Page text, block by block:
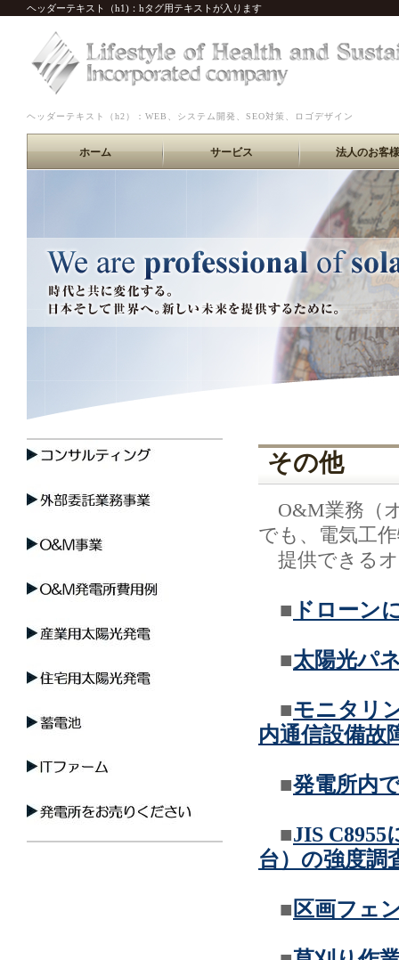
ヘッダーテキスト（h1)：hタグ用テキストが入ります
ヘッダーテキスト（h2）：WEB、システム開発、SEO対策、ロゴデザイン
ホーム サービス 法人のお客様
その他
O&M業務（
でも、電気工
提供できる
■ ドローン
■太陽光パ
■モニタリ
内通信設備故
■発電所内
■JIS
台）の強度調
■ 区画フェ